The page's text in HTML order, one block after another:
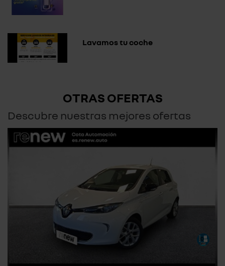
Lavamos tu coche
OTRAS OFERTAS
Descubre nuestras mejores ofertas